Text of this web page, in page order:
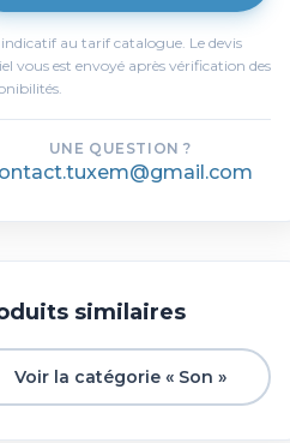
au tarif catalogue. Le devis
vous est envoyé après vérification des
UNE QUESTION ?
similaires
Voir la catégorie « Son »